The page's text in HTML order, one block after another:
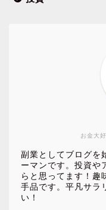
お金大
副業としてブログを
ーマンです。投資や
らと思ってます！趣
手品です。平凡サラ
い！